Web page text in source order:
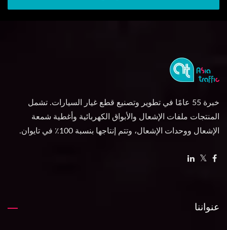
خبرة 55 عامًا في تطوير وتصنيع قطع غيار السيارات. تشمل
المنتجات ملفات الإشعال والأبواق الكهربائية وأغطية شمعة
الإشعال ووحدات الإشعال، وتتم إنتاجها بنسبة 100٪ في تايوان.
عنواننا